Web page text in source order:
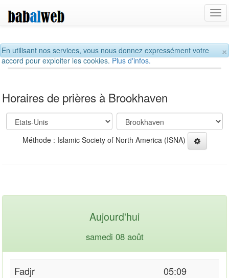
×
En utilisant nos services, vous nous donnez expressément votre
accord pour exploiter les cookies.Plus d'infos.
Horaires de prières à Brookhaven
Méthode : Islamic Society of North America (ISNA)
Aujourd'hui
samedi 08 août
Fadjr
05:09